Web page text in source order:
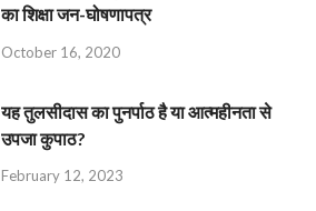
का शिक्षा जन-घोषणापत्र
October 16, 2020
यह तुलसीदास का पुनर्पाठ है या आत्महीनता से
उपजा कुपाठ?
February 12, 2023